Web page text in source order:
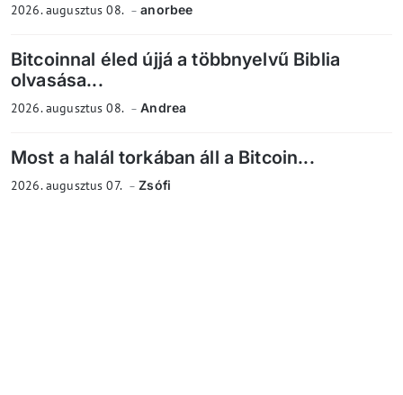
2026. augusztus 08. anorbee
Bitcoinnal éled újjá a többnyelvű Biblia
olvasása...
2026. augusztus 08. Andrea
Most a halál torkában áll a Bitcoin...
2026. augusztus 07. Zsófi